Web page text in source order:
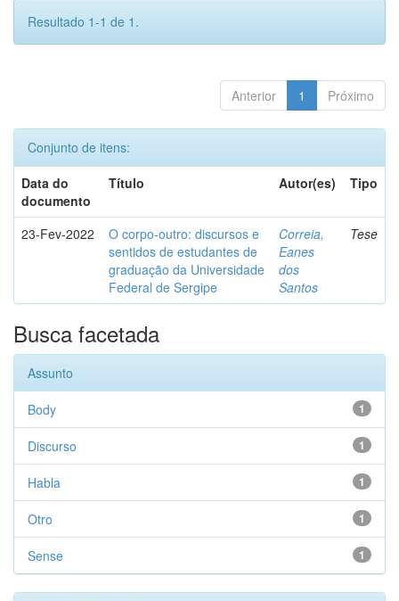
Resultado 1-1 de 1.
Anterior 1 Próximo
Conjunto de itens:
Data do
documento
Título Autor(es) Tipo
23-Fev-2022
O corpo-outro: discursos e
sentidos de estudantes de
graduação da Universidade
Federal de Sergipe
Correia,
Eanes
dos
Santos
Tese
Busca facetada
Assunto
1
Body
1
Discurso
1
Habla
1
Otro
1
Sense